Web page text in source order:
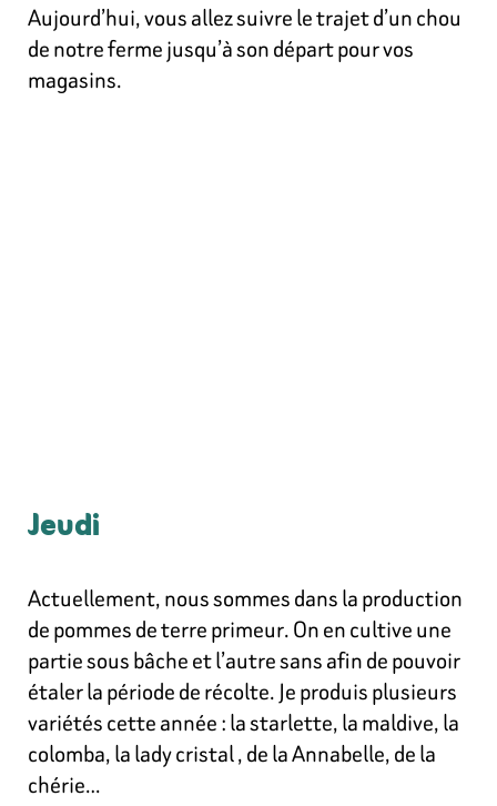
Aujourd’hui, vous allez suivre le trajet d’un chou
de notre ferme jusqu’à son départ pour vos
magasins.
Jeudi
Actuellement, nous sommes dans la production
de pommes de terre primeur. On en cultive une
partie sous bâche et l’autre sans afin de pouvoir
étaler la période de récolte. Je produis plusieurs
variétés cette année : la starlette, la maldive, la
colomba, la lady cristal , de la Annabelle, de la
chérie…